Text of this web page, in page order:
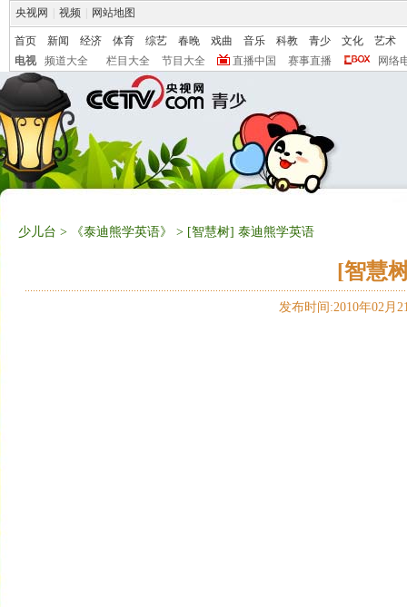
央视网 视频 网站地图
首页 新闻 经济 体育 综艺 春晚 戏曲 音乐 科教 青少 文化
艺术
电视
频道大全 栏目大全 节目大全 直播中国 赛事直播 网络
少儿台 > 《泰迪熊学英语》 > [智慧树] 泰迪熊学英语
[智慧
发布时间:2010年02月